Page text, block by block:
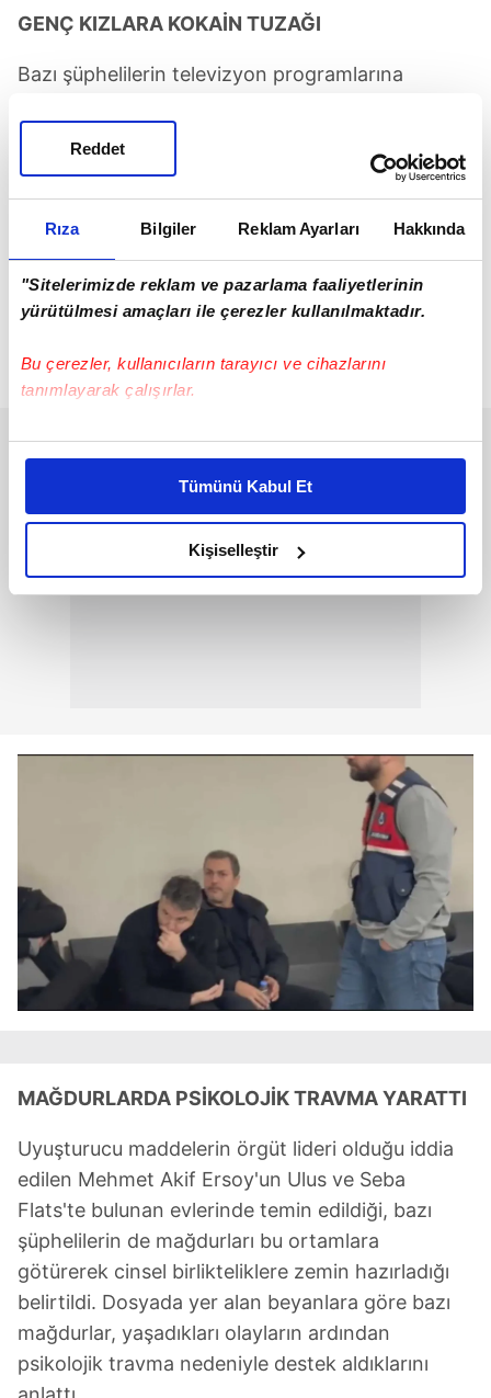
Rıza Bilgiler Reklam Ayarları Hakkında
"Sitelerimizde reklam ve pazarlama faaliyetlerinin
yürütülmesi amaçları ile çerezler kullanılmaktadır.
Bu çerezler, kullanıcıların tarayıcı ve cihazlarını
tanımlayarak çalışırlar.
Bu çerezlere izin vermeniz halinde sizlere özel
daha iyi reklam deneyimi yaşatabiliriz. Bunu yaparken
amacımızın size daha iyi bir reklam deneyimi sunmak
olduğunu ve sizlere en iyi içerikleri sunabilmek adına
elimizden gelen çabayı gösterdiğimizi ve bu noktada,
reklamların maliyetlerimizi karşılamak noktasında tek gelir
Sizlere daha iyi bir hizmet sunabilmek için İnternet
Sitemizde kendimize ve üçüncü kişilere ait çerezler
kullanılmaktadır. Bu çerezler vasıtasıyla çeşitli kişisel
verileriniz işlenmekte olup gerekli olan çerezler bilgi
toplumu hizmetlerinin sunulması amacıyla
kullanılmaktadır. Diğer çerezler, sitemizin daha işlevsel
kılınması ve kişiselleştirilmesi ve sizlere yönelik
reklam/pazarlama faaliyetlerinin yapılması, amaçlarıyla
sınırlı olarak açık rızanız dahilinde kullanılacaktır.
için Ayarlar butonuna tıklayabilir, Çerez Bilgilendirme
6698 sayılı Kişisel Verilerin Korunması Kanunu uyarınca
hazırlanmış Aydınlatma Metnimizi okumak ve sitemizde
ilgili mevzuata uygun olarak kullanılan çerezlerle ilgili bilgi
almak için lütfen
tıklayınız
Tümünü Kabul Et
Kişiselleştir
Reddet
GENÇ KIZLARA KOKAİN TUZAĞI
Bazı şüphelilerin televizyon programlarına
çalıştığını değerlendirdi. Sabah'tan Atakan
Irmak'ın haberine göre, iddianamede dikkat
çeken bir başka detay ise uyuşturucu oldu.
Mehmet Akif Ersoy liderliğinde hareket ederek
mağdurlara kokain temin ettiği, uyuşturucunun
etkisiyle mağdurların karar alma süreçlerinin
birlikteliklerin yaşandığı öne sürüldü.
MAĞDURLARDA PSİKOLOJİK TRAVMA YARATTI
Uyuşturucu maddelerin örgüt lideri olduğu iddia
edilen Mehmet Akif Ersoy'un Ulus ve Seba
Flats'te bulunan evlerinde temin edildiği, bazı
şüphelilerin de mağdurları bu ortamlara
götürerek cinsel birlikteliklere zemin hazırladığı
belirtildi. Dosyada yer alan beyanlara göre bazı
mağdurlar, yaşadıkları olayların ardından
psikolojik travma nedeniyle destek aldıklarını